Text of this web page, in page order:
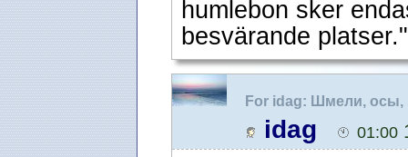
humlebon sker
besvärande platser."
For idag: Шмели, осы,
idag 01:00